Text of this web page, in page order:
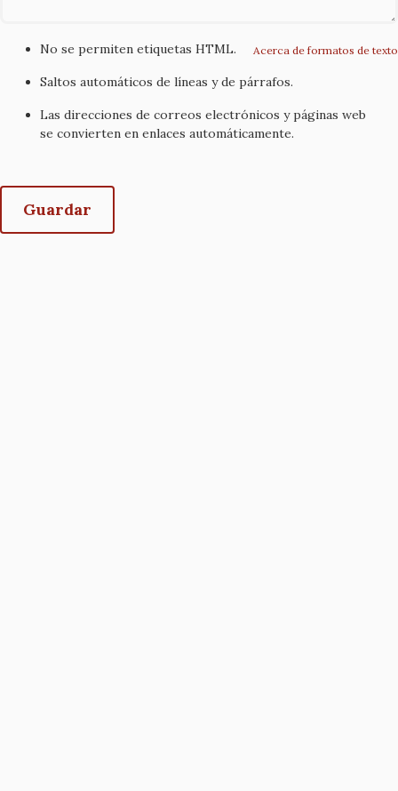
Acerca de formatos de texto
No se permiten etiquetas HTML.
Saltos automáticos de líneas y de párrafos.
Las direcciones de correos electrónicos y páginas web
se convierten en enlaces automáticamente.